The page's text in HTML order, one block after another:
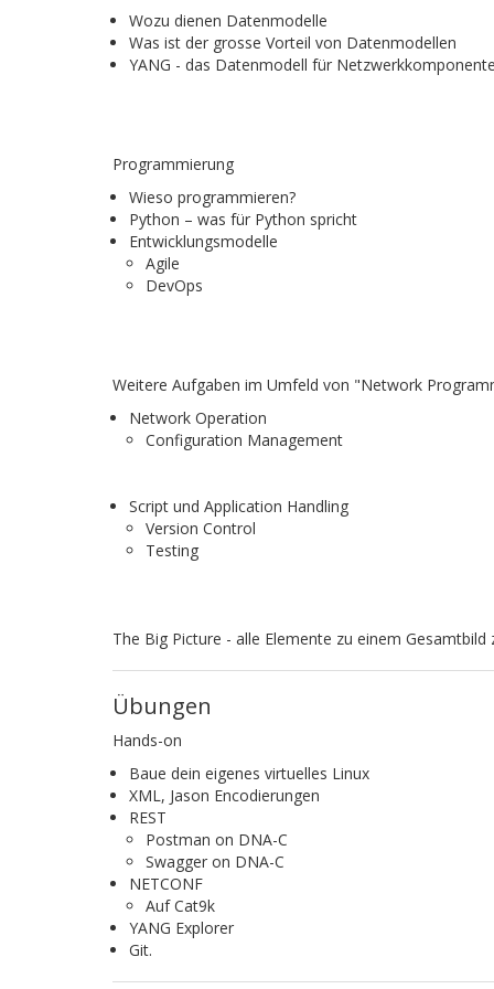
Wozu dienen Datenmodelle
Was ist der grosse Vorteil von Datenmodellen
YANG - das Datenmodell für
Programmierung
Wieso programmieren?
Python – was für Python spricht
Entwicklungsmodelle
Agile
DevOps
Weitere Aufgaben im Umfeld von "Network
Network Operation
Configuration Management
Script und Application Handling
Version Control
Testing
The Big Picture - alle Elemente zu einem Gesamtbild
Übungen
Hands-on
Baue dein eigenes virtuelles Linux
XML, Jason Encodierungen
REST
Postman on DNA-C
Swagger on DNA-C
NETCONF
Auf Cat9k
YANG Explorer
Git.